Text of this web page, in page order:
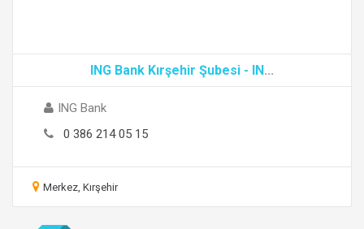
ING Bank Kırşehir Şubesi - IN ...
ING Bank
0 386 214 05 15
Merkez, Kırşehir